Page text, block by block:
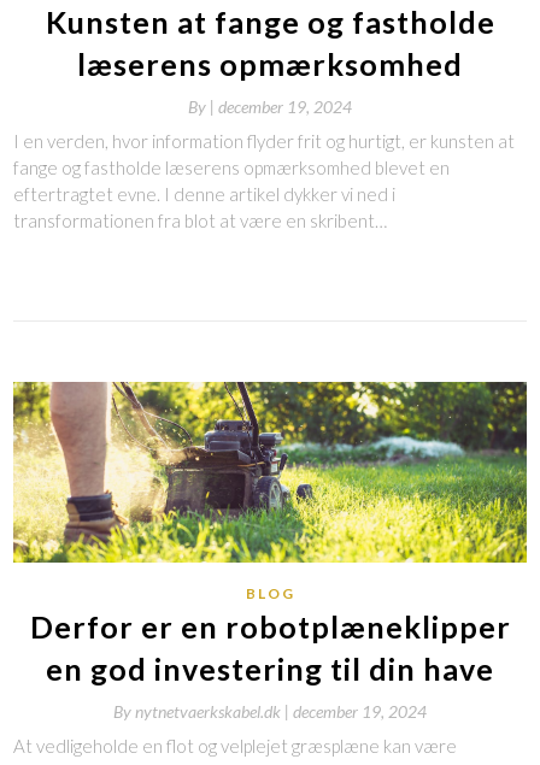
Kunsten at fange og fastholde
læserens opmærksomhed
By | december 19, 2024
I en verden, hvor information flyder frit og hurtigt, er kunsten at
fange og fastholde læserens opmærksomhed blevet en
eftertragtet evne. I denne artikel dykker vi ned i
transformationen fra blot at være en skribent…
BLOG
Derfor er en robotplæneklipper
en god investering til din have
Bynytnetvaerkskabel.dk | december 19, 2024
At vedligeholde en flot og velplejet græsplæne kan være